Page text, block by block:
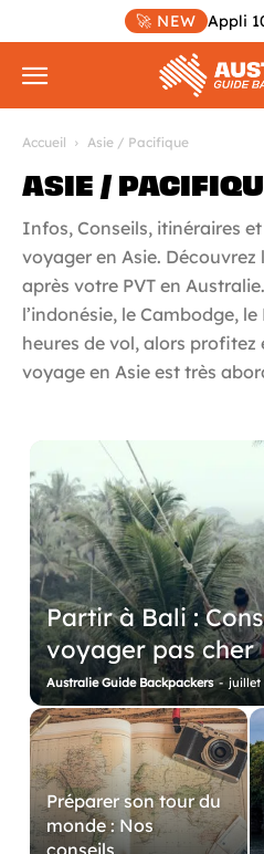
🚀 NEW Appli
Accueil Asie / Pacifique
ASIE /
Infos, Conseils, itinéraires
voyager en Asie. Découvrez
après votre PVT en
l’indonésie, le Cambodge,
heures de vol, alors profitez
voyage en Asie est très
Partir à Bali :
voyager pas cher
Australie Guide Backpackers - juillet
Préparer son tour du
monde : Nos
conseils